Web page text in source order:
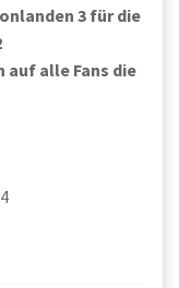
3 für die
alle Fans die